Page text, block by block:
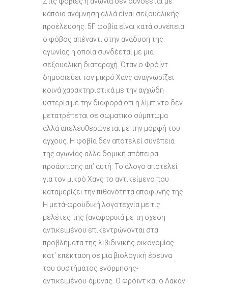
κάποια ανάμνηση αλλά είναι σεξουαλικής
προέλευσης. 5Γ φοβία είναι κατά συνέπεια
ο φόβος απέναντι στην ανάδυση της
αγωνίας η οποία συνδέεται με μια
σεξουαλική διαταραχή. Όταν ο Φρόϊντ
δημοσιεύει τον μικρό Χανς αναγνωρίζει
κοινά χαρακτηριστικά με την αγχώδη
υστερία με την διαφορά ότι η λίμπιντο δεν
μετατρέπεται σε σωματικό σύμπτωμα
αλλά απελευθερώνεται με την μορφή του
άγχους. Η φοβία δεν αποτελεί συνέπεια
της αγωνίας αλλά δομική απόπειρα
προάσπισης απ’ αυτή. Το άλογο αποτελεί
για τον μικρό Χανς το αντικείμενο που
καταμερίζει την πιθανότητα αποφυγής της.
Η μετά-φροϋδική λογοτεχνία με τις
μελέτες της (αναφορικά με τη σχέση
αντικειμένου επικεντρώνονται στα
προβλήματα της λιβιδινικής οικονομίας
κατ’ επέκταση σε μια βιολογική έρευνα
του συστήματος ενόρμησης-
αντικειμένου-άμυνας. Ο Φρόϊντ και ο Λακάν